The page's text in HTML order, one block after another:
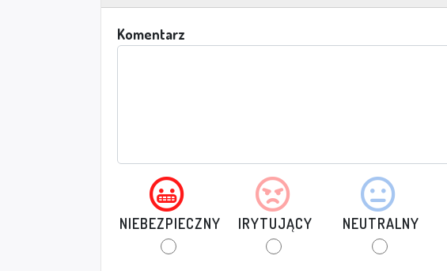
Komentarz
NIEBEZPIECZNY IRYTUJĄCY NEUTRALNY